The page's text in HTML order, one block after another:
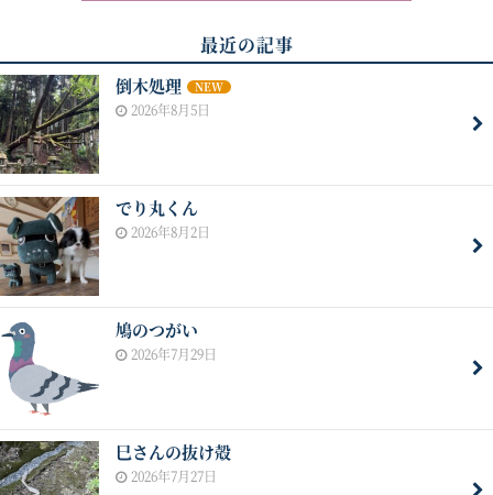
最近の記事
倒木処理 NEW
2026年8月5日
でり丸くん
2026年8月2日
鳩のつがい
2026年7月29日
巳さんの抜け殻
2026年7月27日